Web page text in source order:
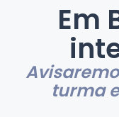
Em
turma